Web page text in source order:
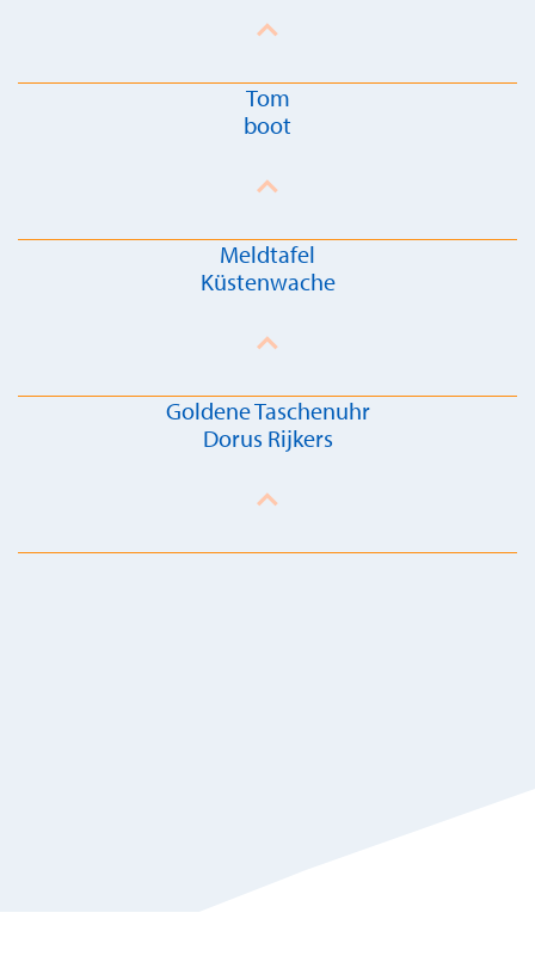
Tom
boot
Meldtafel
Küstenwache
Goldene Taschenuhr
Dorus Rijkers